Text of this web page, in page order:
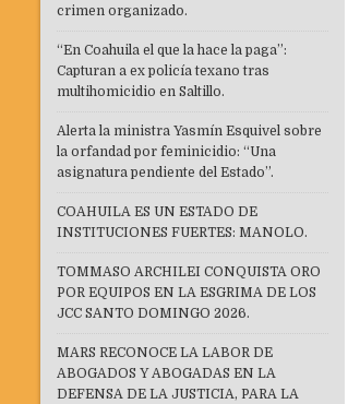
crimen organizado.
“En Coahuila el que la hace la paga”:
Capturan a ex policía texano tras
multihomicidio en Saltillo.
Alerta la ministra Yasmín Esquivel sobre
la orfandad por feminicidio: “Una
asignatura pendiente del Estado”.
COAHUILA ES UN ESTADO DE
INSTITUCIONES FUERTES: MANOLO.
TOMMASO ARCHILEI CONQUISTA ORO
POR EQUIPOS EN LA ESGRIMA DE LOS
JCC SANTO DOMINGO 2026.
MARS RECONOCE LA LABOR DE
ABOGADOS Y ABOGADAS EN LA
DEFENSA DE LA JUSTICIA, PARA LA